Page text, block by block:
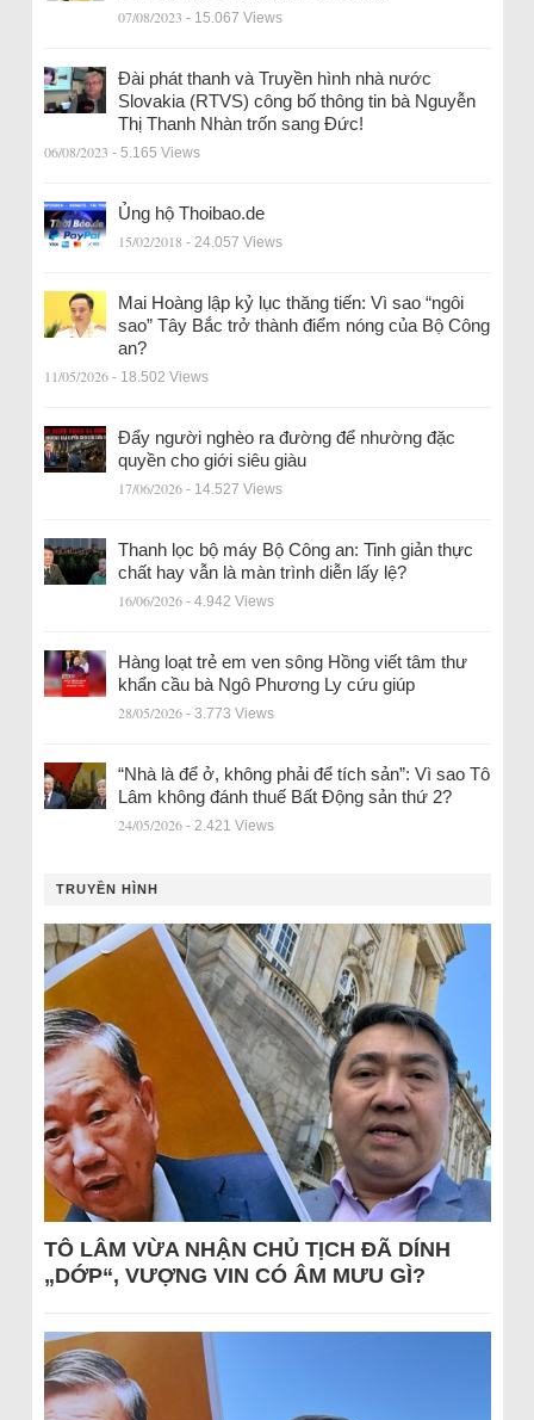
07/08/2023 - 15.067 Views
Đài phát thanh và Truyền hình nhà nước
Slovakia (RTVS) công bố thông tin bà Nguyễn
Thị Thanh Nhàn trốn sang Đức!
06/08/2023 - 5.165 Views
Ủng hộ Thoibao.de
15/02/2018 - 24.057 Views
Mai Hoàng lập kỷ lục thăng tiến: Vì sao “ngôi
sao” Tây Bắc trở thành điểm nóng của Bộ Công
an?
11/05/2026 - 18.502 Views
Đẩy người nghèo ra đường để nhường đặc
quyền cho giới siêu giàu
17/06/2026 - 14.527 Views
Thanh lọc bộ máy Bộ Công an: Tinh giản thực
chất hay vẫn là màn trình diễn lấy lệ?
16/06/2026 - 4.942 Views
Hàng loạt trẻ em ven sông Hồng viết tâm thư
khẩn cầu bà Ngô Phương Ly cứu giúp
28/05/2026 - 3.773 Views
“Nhà là để ở, không phải để tích sản”: Vì sao Tô
Lâm không đánh thuế Bất Động sản thứ 2?
24/05/2026 - 2.421 Views
TRUYỀN HÌNH
TÔ LÂM VỪA NHẬN CHỦ TỊCH ĐÃ DÍNH
„DỚP“, VƯỢNG VIN CÓ ÂM MƯU GÌ?